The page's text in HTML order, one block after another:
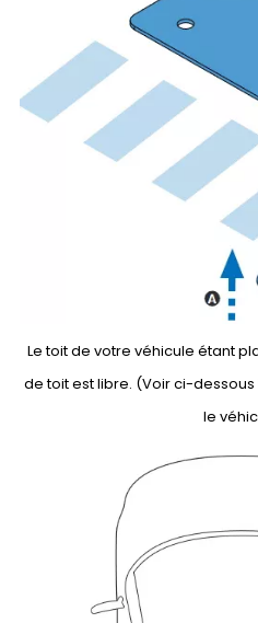
Le toit de votre véhicule étant
de toit est libre. (Voir ci-
le